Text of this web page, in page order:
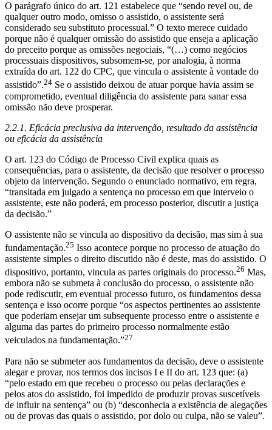
O parágrafo único do art. 121 estabelece que “sendo revel ou, de
qualquer outro modo, omisso o assistido, o assistente será
considerado seu substituto processual.” O texto merece cuidado
porque não é qualquer omissão do assistido que enseja a aplicação
do preceito porque as omissões negociais, “(…) como negócios
processuais dispositivos, subsomem-se, por analogia, à norma
extraída do art. 122 do CPC, que vincula o assistente à vontade do
assistido”.24 Se o assistido deixou de atuar porque havia assim se
comprometido, eventual diligência do assistente para sanar essa
omissão não deve prosperar.
2.2.1. Eficácia preclusiva da intervenção, resultado da assistência
ou eficácia da assistência
O art. 123 do Código de Processo Civil explica quais as
consequências, para o assistente, da decisão que resolver o processo
objeto da intervenção. Segundo o enunciado normativo, em regra,
“transitada em julgado a sentença no processo em que interveio o
assistente, este não poderá, em processo posterior, discutir a justiça
da decisão.”
O assistente não se vincula ao dispositivo da decisão, mas sim à sua
fundamentação.25 Isso acontece porque no processo de atuação do
assistente simples o direito discutido não é deste, mas do assistido. O
dispositivo, portanto, vincula as partes originais do processo.26 Mas,
embora não se submeta à conclusão do processo, o assistente não
pode rediscutir, em eventual processo futuro, os fundamentos dessa
sentença e isso ocorre porque “os aspectos pertinentes ao assistente
que poderiam ensejar um subsequente processo entre o assistente e
alguma das partes do primeiro processo normalmente estão
veiculados na fundamentação.”27
Para não se submeter aos fundamentos da decisão, deve o assistente
alegar e provar, nos termos dos incisos I e II do art. 123 que: (a)
“pelo estado em que recebeu o processo ou pelas declarações e
pelos atos do assistido, foi impedido de produzir provas suscetíveis
de influir na sentença” ou (b) “desconhecia a existência de alegações
ou de provas das quais o assistido, por dolo ou culpa, não se valeu”.